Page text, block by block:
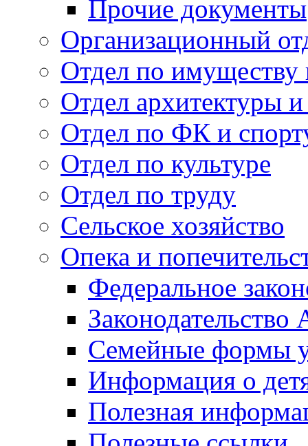
Прочие документы
Организационный
Отдел по
Отдел архитектуры и
Отдел по ФК и
Отдел по культуре
Отдел по труду
Сельское хозяйство
Опека и
Федеральное
Законодательство
Семейные формы
Информация о
Полезная